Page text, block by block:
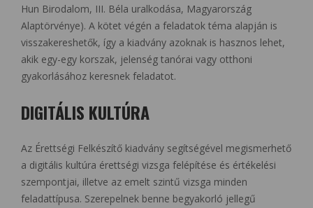
Hun Birodalom, III. Béla uralkodása, Magyarország
Alaptörvénye). A kötet végén a feladatok téma alapján is
visszakereshetők, így a kiadvány azoknak is hasznos lehet,
akik egy-egy korszak, jelenség tanórai vagy otthoni
gyakorlásához keresnek feladatot.
DIGITÁLIS KULTÚRA
Az Érettségi Felkészítő kiadvány segítségével megismerhető
a digitális kultúra érettségi vizsga felépítése és értékelési
szempontjai, illetve az emelt szintű vizsga minden
feladattípusa. Szerepelnek benne begyakorló jellegű